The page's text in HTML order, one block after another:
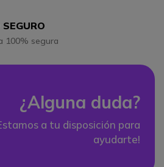
100% segura
¿Alguna duda?
a tu disposición para
ayudarte!